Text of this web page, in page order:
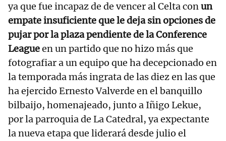
ya que fue incapaz de de vencer al Celta conun
empate insuficiente que le deja sin opciones de
pujar por la plaza pendiente de la Conference
Leagueen un partido que no hizo más que
fotografiar a un equipo que ha decepcionado en
la temporada más ingrata de las diez en las que
ha ejercido Ernesto Valverde en el banquillo
bilbaijo, homenajeado, junto a Iñigo Lekue,
por la parroquia de La Catedral, ya expectante
la nueva etapa que liderará desde julio el